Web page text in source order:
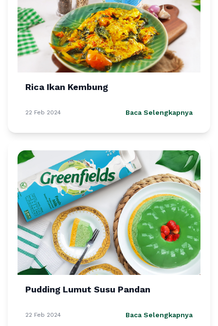
Rica Ikan Kembung
22 Feb 2024 Baca Selengkapnya
Pudding Lumut Susu Pandan
22 Feb 2024 Baca Selengkapnya